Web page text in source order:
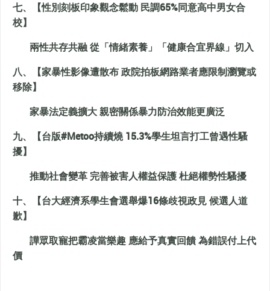
七、【性別刻板印象觀念鬆動 民調65%同意高中男女合
校】
兩性共存共融 從「情緒素養」「健康合宜界線」切入
八、【家暴性影像遭散布 政院拍板網路業者應限制瀏覽或
移除】
家暴法定義擴大 親密關係暴力防治效能更廣泛
九、【台版#Metoo持續燒 15.3%學生坦言打工曾遇性騷
擾】
推動社會變革 完善被害人權益保護 杜絕權勢性騷擾
十、【台大經濟系學生會選舉爆16條歧視政見 候選人道
歉】
譁眾取寵把霸凌當樂趣 應給予真實回饋 為錯誤付上代
價